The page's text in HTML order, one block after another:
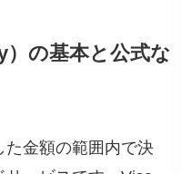
の基本と公式な
た金額の範囲内で決